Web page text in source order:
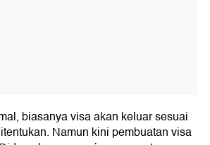
biasanya visa akan keluar sesuai
Namun kini pembuatan visa